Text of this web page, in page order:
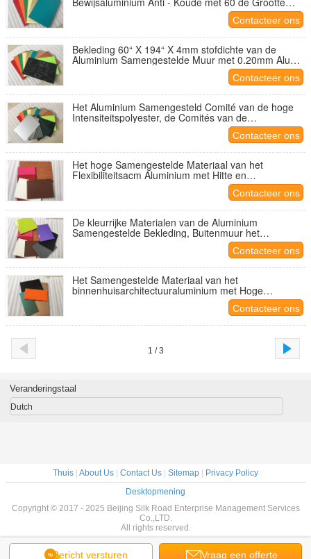
Contacteer ons
Bekleding 60“ X 194“ X 4mm stofdichte van de
Aluminium Samengestelde Muur met 0.20mm Alu
Contacteer ons
Het Aluminium Samengesteld Comité van de hoge
Intensiteitspolyester, de Comités van de
Contacteer ons
Het hoge Samengestelde Materiaal van het
Flexibiliteitsacm Aluminium met Hitte en
Contacteer ons
De kleurrijke Materialen van de Aluminium
Samengestelde Bekleding, Buitenmuur het
Contacteer ons
Het Samengestelde Materiaal van het
binnenhuisarchitectuuraluminium met Hoge
Contacteer ons
1 / 3
Bericht versturen Vraag een offerte
Veranderingstaal
Dutch
Thuis About Us Contact Us Sitemap
Privacy Policy
Desktopmening
Copyright © 2017 - 2025 Beijing Silk Road Enterprise Management Services
Co.,LTD.
All rights reserved.